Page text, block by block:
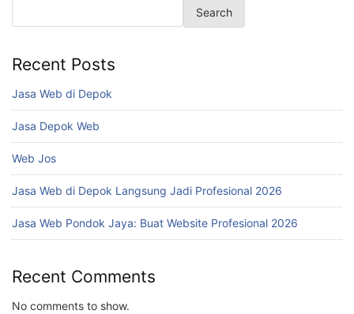
Search
Recent Posts
Jasa Web di Depok
Jasa Depok Web
Web Jos
Jasa Web di Depok Langsung Jadi Profesional 2026
Jasa Web Pondok Jaya: Buat Website Profesional 2026
Recent Comments
No comments to show.